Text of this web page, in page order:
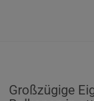
Großzügige